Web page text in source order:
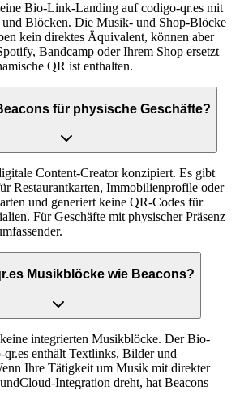
Bio-Link-Landing auf codigo-qr.es mit
und Blöcken. Die Musik- und Shop-Blöcke
kein direktes Äquivalent, können aber
Bandcamp oder Ihrem Shop ersetzt
QR ist enthalten.
für physische Geschäfte?
Content-Creator konzipiert. Es gibt
Restaurantkarten, Immobilienprofile oder
und generiert keine QR-Codes für
Für Geschäfte mit physischer Präsenz
Musikblöcke wie Beacons?
integrierten Musikblöcke. Der Bio-
enthält Textlinks, Bilder und
Ihre Tätigkeit um Musik mit direkter
Integration dreht, hat Beacons